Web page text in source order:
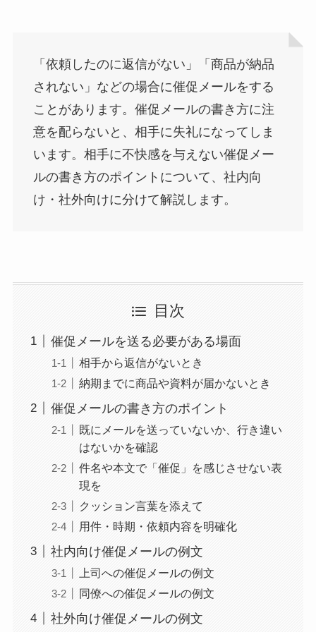
「依頼したのに返信がない」「商品が納品
されない」などの場合に催促メールをする
ことがあります。催促メールの書き方に注
意を配らないと、相手に失礼になってしま
います。相手に不快感を与えない催促メー
ルの書き方のポイントについて、社内向
け・社外向けに分けて解説します。
目次
催促メールを送る必要がある場面
相手から返信がないとき
納期までに商品や資料が届かないとき
催促メールの書き方のポイント
既にメールを送っていないか、行き違い
はないかを確認
件名や本文で「催促」を感じさせない表
現を
クッション言葉を添えて
用件・時期・依頼内容を明確化
社内向け催促メールの例文
上司への催促メールの例文
同僚への催促メールの例文
社外向け催促メールの例文